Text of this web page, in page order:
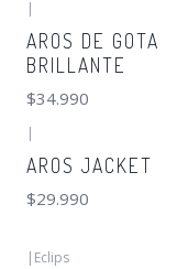
|
AROS DE GOTA
BRILLANTE
$34.990
|
AROS JACKET
$29.990
| Eclips